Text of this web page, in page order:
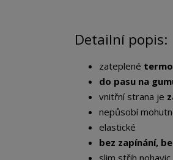
Detailní popis:
zateplené
do pasu na
vnitřní strana je
nepůsobí
elastické
bez zapínání,
slim střih nohavic